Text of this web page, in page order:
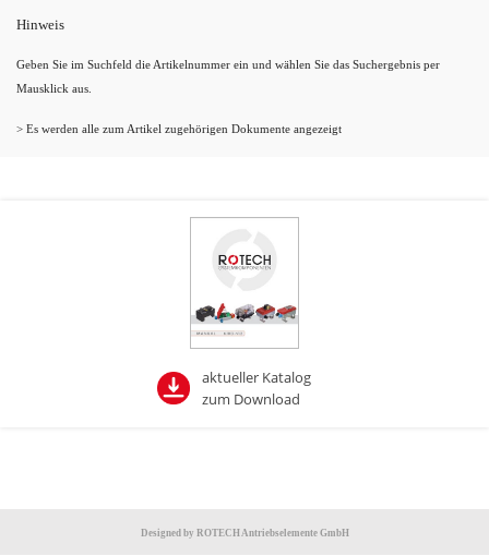
Hinweis
Geben Sie im Suchfeld die Artikelnummer ein und wählen Sie das Suchergebnis per
Mausklick aus.
> Es werden alle zum Artikel zugehörigen Dokumente angezeigt
aktueller Katalog
zum Download
Designed by ROTECH Antriebselemente GmbH